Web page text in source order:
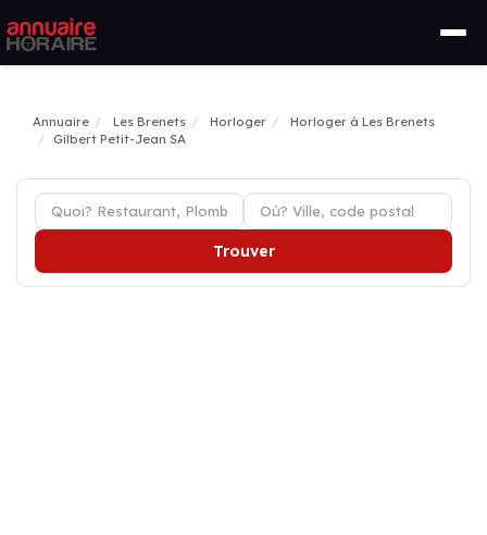
Annuaire Les Brenets Horloger
Horloger à Les Brenets
Gilbert Petit-Jean SA
Trouver